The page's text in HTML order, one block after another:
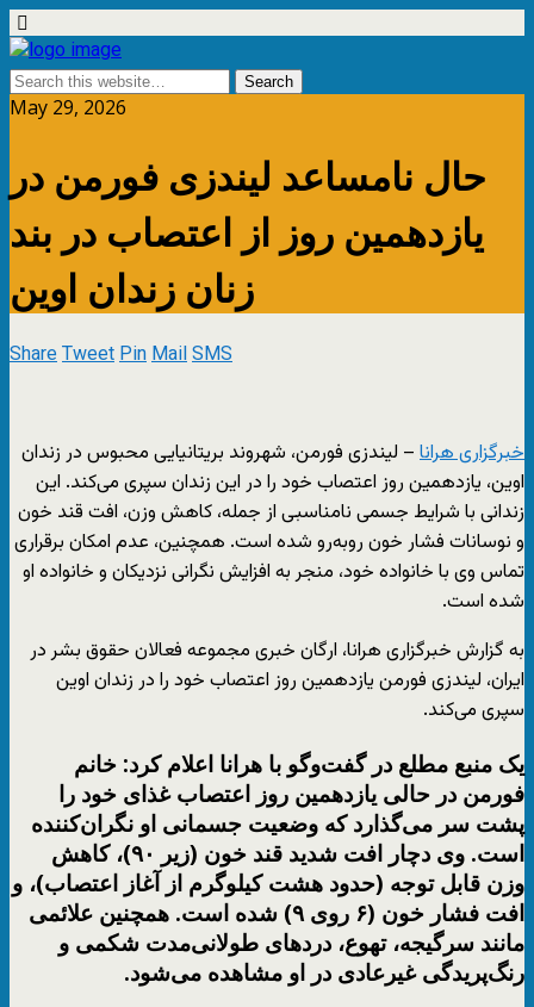
May 29, 2026
حال نامساعد لیندزی فورمن در
یازدهمین روز از اعتصاب در بند
زنان زندان اوین
ShareTweetPinMailSMS
خبرگزاری هرانا – لیندزی فورمن، شهروند بریتانیایی محبوس در زندان
اوین، یازدهمین روز اعتصاب خود را در این زندان سپری می‌کند. این
زندانی با شرایط جسمی نامناسبی از جمله، کاهش وزن، افت قند خون
و نوسانات فشار خون روبه‌رو شده است. همچنین، عدم امکان برقراری
تماس وی با خانواده خود، منجر به افزایش نگرانی نزدیکان و خانواده او
شده است.
به گزارش خبرگزاری هرانا، ارگان خبری مجموعه فعالان حقوق بشر در
ایران، لیندزی فورمن یازدهمین روز اعتصاب خود را در زندان اوین
سپری می‌کند.
یک منبع مطلع در گفت‌وگو با هرانا اعلام کرد: خانم
فورمن در حالی یازدهمین روز اعتصاب غذای خود را
پشت سر می‌گذارد که وضعیت جسمانی او نگران‌کننده
است. وی دچار افت شدید قند خون (زیر ۹۰)، کاهش
وزن قابل توجه (حدود هشت کیلوگرم از آغاز اعتصاب)، و
افت فشار خون (۶ روی ۹) شده است. همچنین علائمی
مانند سرگیجه، تهوع، دردهای طولانی‌مدت شکمی و
رنگ‌پریدگی غیرعادی در او مشاهده می‌شود.